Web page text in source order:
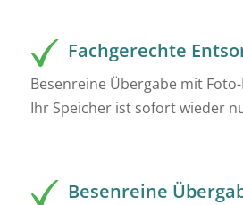
Fachgerechte
Besenreine Übergabe mit
Ihr Speicher ist sofort wieder
Besenreine